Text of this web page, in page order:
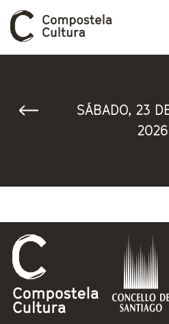
SÁBADO, 23
2026